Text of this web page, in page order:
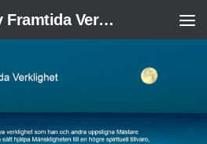
Välkomna till en Ny Framtida Verklighet